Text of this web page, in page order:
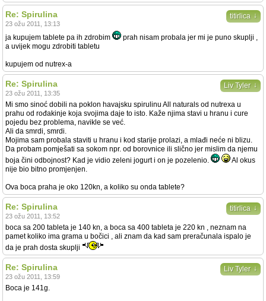
titirlica ↓
Re: Spirulina
23 ožu 2011, 13:13
ja kupujem tablete pa ih zdrobim
prah nisam probala jer mi je puno skuplji ,
a uvijek mogu zdrobiti tabletu
kupujem od nutrex-a
Liv Tyler ↓
Re: Spirulina
23 ožu 2011, 13:35
Mi smo sinoć dobili na poklon havajsku spirulinu All naturals od nutrexa u
prahu od rođakinje koja svojima daje to isto. Kaže njima stavi u hranu i cure
pojedu bez problema, navikle se već.
Ali da smrdi, smrdi.
Mojima sam probala staviti u hranu i kod starije prolazi, a mlađi neće ni blizu.
Da probam pomješati sa sokom npr. od borovnice ili slično jer mislim da njemu
boja čini odbojnost? Kad je vidio zeleni jogurt i on je pozelenio.
Al okus
nije bio bitno promjenjen.
Ova boca praha je oko 120kn, a koliko su onda tablete?
titirlica ↓
Re: Spirulina
23 ožu 2011, 13:52
boca sa 200 tableta je 140 kn, a boca sa 400 tableta je 220 kn , neznam na
pamet koliko ima grama u bočici , ali znam da kad sam preračunala ispalo je
da je prah dosta skuplji
Liv Tyler ↓
Re: Spirulina
23 ožu 2011, 13:59
Boca je 141g.